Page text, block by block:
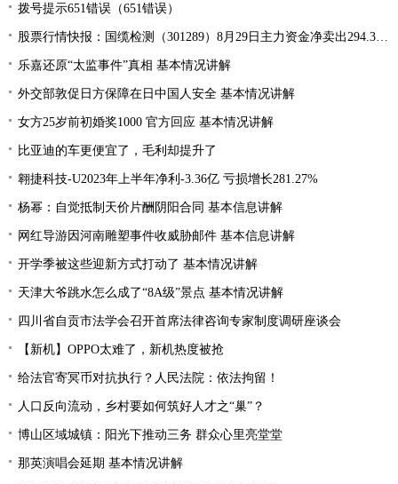
拨号提示651错误（651错误）
股票行情快报：国缆检测（301289）8月29日主力资金净卖出294.37万元
乐嘉还原“太监事件”真相 基本情况讲解
外交部敦促日方保障在日中国人安全 基本情况讲解
女方25岁前初婚奖1000 官方回应 基本情况讲解
比亚迪的车更便宜了，毛利却提升了
翱捷科技-U2023年上半年净利-3.36亿 亏损增长281.27%
杨幂：自觉抵制天价片酬阴阳合同 基本信息讲解
网红导游因河南雕塑事件收威胁邮件 基本信息讲解
开学季被这些迎新方式打动了 基本情况讲解
天津大爷跳水怎么成了“8A级”景点 基本情况讲解
四川省自贡市法学会召开首席法律咨询专家制度调研座谈会
【新机】OPPO太难了，新机热度被抢
给法官寄冥币对抗执行？人民法院：依法拘留！
人口反向流动，乡村要如何筑好人才之“巢”？
博山区域城镇：阳光下推动三务 群众心里亮堂堂
那英演唱会延期 基本情况讲解